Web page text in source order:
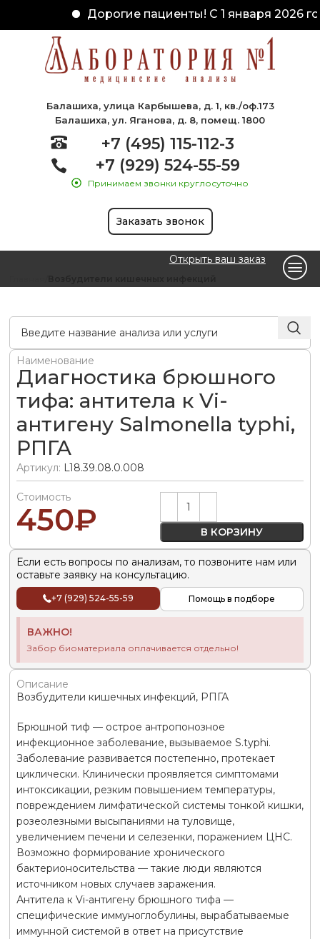
Дорогие пациенты! С 1 января 2026
Балашиха, улица Карбышева, д. 1, кв./оф.173
Балашиха, ул. Яганова, д. 8, помещ. 1800
+7 (495) 115-112-3
+7 (929) 524-55-59
Принимаем звонки круглосуточно
Заказать звонок
Открыть ваш заказ
Наименование
Диагностика брюшного
тифа: антитела к Vi-
антигену Salmonella typhi,
РПГА
Артикул: L18.39.08.0.008
Стоимость
450₽ В КОРЗИНУ
Alternative:
Если есть вопросы по анализам, то позвоните нам или
оставьте заявку на консультацию.
+7 (929) 524-55-59 Помощь в подборе
ВАЖНО!
Забор биоматериала оплачивается отдельно!
Описание
Возбудители кишечных инфекций, РПГА
Брюшной тиф — острое антропонозное
инфекционное заболевание, вызываемое S.typhi.
Заболевание развивается постепенно, протекает
циклически. Клинически проявляется симптомами
интоксикации, резким повышением температуры,
повреждением лимфатической системы тонкой кишки,
розеолезными высыпаниями на туловище,
увеличением печени и селезенки, поражением ЦНС.
Возможно формирование хронического
бактерионосительства — такие люди являются
источником новых случаев заражения.
Антитела к Vi-антигену брюшного тифа —
специфические иммуноглобулины, вырабатываемые
иммунной системой в ответ на присутствие